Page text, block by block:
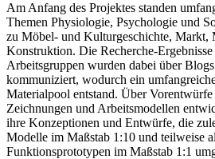
Am Anfang des Projektes standen
Themen Physiologie, Psychologie und
zu Möbel- und Kulturgeschichte, Markt,
Konstruktion. Die Recherche-
Arbeitsgruppen wurden dabei über
kommuniziert, wodurch ein
Materialpool entstand. Über
Zeichnungen und Arbeitsmodellen
ihre Konzeptionen und Entwürfe, die
Modelle im Maßstab 1:10 und teilweise
Funktionsprototypen im Maßstab 1:1